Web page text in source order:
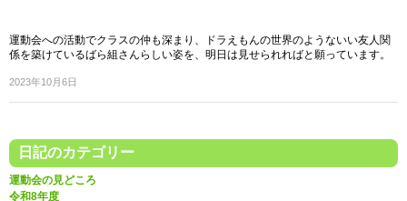
運動会への活動でクラスの仲も深まり、ドラえもんの世界のようないい友人関
係を築けているばら組さんらしい姿を、明日は見せられればと願っています。
2023年10月6日
日記のカテゴリー
運動会の見どころ
令和8年度